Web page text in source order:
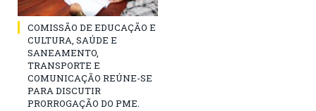
COMISSÃO DE EDUCAÇÃO E
CULTURA, SAÚDE E
SANEAMENTO,
TRANSPORTE E
COMUNICAÇÃO REÚNE-SE
PARA DISCUTIR
PRORROGAÇÃO DO PME.